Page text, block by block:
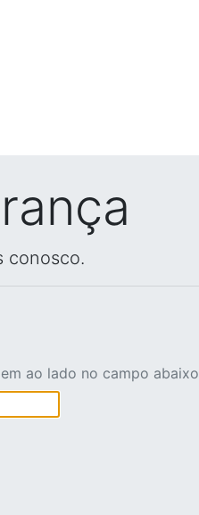
conosco.
ao lado no campo abaixo